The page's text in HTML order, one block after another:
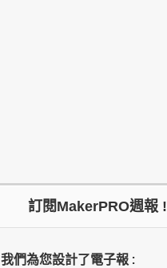
訂閱MakerPRO週報 !
我們為您設計了電子報 :